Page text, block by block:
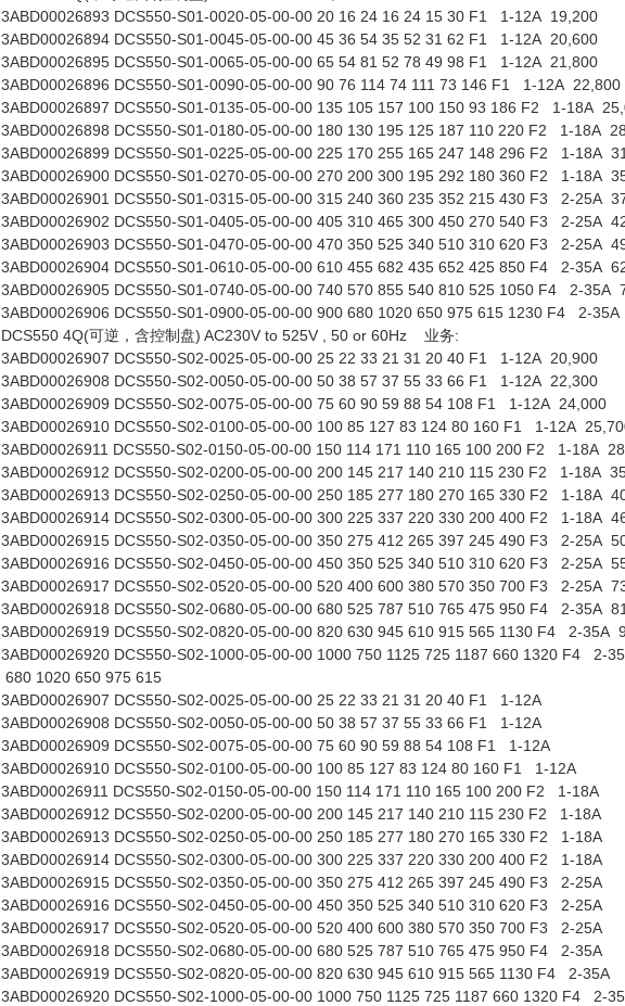
3ABD00026893 DCS550-S01-0020-05-00-00 20 16 24 16 24 15 30 F1 1-12A 19,200
3ABD00026894 DCS550-S01-0045-05-00-00 45 36 54 35 52 31 62 F1 1-12A 20,600
3ABD00026895 DCS550-S01-0065-05-00-00 65 54 81 52 78 49 98 F1 1-12A 21,800
3ABD00026896 DCS550-S01-0090-05-00-00 90 76 114 74 111 73 146 F1 1-12A 22,800
3ABD00026897 DCS550-S01-0135-05-00-00 135 105 157 100 150 93 186 F2 1-18A
3ABD00026898 DCS550-S01-0180-05-00-00 180 130 195 125 187 110 220 F2 1-18A
3ABD00026899 DCS550-S01-0225-05-00-00 225 170 255 165 247 148 296 F2 1-18A
3ABD00026900 DCS550-S01-0270-05-00-00 270 200 300 195 292 180 360 F2 1-18A
3ABD00026901 DCS550-S01-0315-05-00-00 315 240 360 235 352 215 430 F3 2-25A
3ABD00026902 DCS550-S01-0405-05-00-00 405 310 465 300 450 270 540 F3 2-25A
3ABD00026903 DCS550-S01-0470-05-00-00 470 350 525 340 510 310 620 F3 2-25A
3ABD00026904 DCS550-S01-0610-05-00-00 610 455 682 435 652 425 850 F4 2-35A
3ABD00026905 DCS550-S01-0740-05-00-00 740 570 855 540 810 525 1050 F4 2-35A
3ABD00026906 DCS550-S01-0900-05-00-00 900 680 1020 650 975 615 1230 F4 2-
DCS550 4Q(可逆，含控制盘) AC230V to 525V , 50 or 60Hz 业务:
3ABD00026907 DCS550-S02-0025-05-00-00 25 22 33 21 31 20 40 F1 1-12A 20,900
3ABD00026908 DCS550-S02-0050-05-00-00 50 38 57 37 55 33 66 F1 1-12A 22,300
3ABD00026909 DCS550-S02-0075-05-00-00 75 60 90 59 88 54 108 F1 1-12A 24,000
3ABD00026910 DCS550-S02-0100-05-00-00 100 85 127 83 124 80 160 F1 1-12A
3ABD00026911 DCS550-S02-0150-05-00-00 150 114 171 110 165 100 200 F2 1-18A
3ABD00026912 DCS550-S02-0200-05-00-00 200 145 217 140 210 115 230 F2 1-18A
3ABD00026913 DCS550-S02-0250-05-00-00 250 185 277 180 270 165 330 F2 1-18A
3ABD00026914 DCS550-S02-0300-05-00-00 300 225 337 220 330 200 400 F2 1-18A
3ABD00026915 DCS550-S02-0350-05-00-00 350 275 412 265 397 245 490 F3 2-25A
3ABD00026916 DCS550-S02-0450-05-00-00 450 350 525 340 510 310 620 F3 2-25A
3ABD00026917 DCS550-S02-0520-05-00-00 520 400 600 380 570 350 700 F3 2-25A
3ABD00026918 DCS550-S02-0680-05-00-00 680 525 787 510 765 475 950 F4 2-35A
3ABD00026919 DCS550-S02-0820-05-00-00 820 630 945 610 915 565 1130 F4 2-35A
3ABD00026920 DCS550-S02-1000-05-00-00 1000 750 1125 725 1187 660 1320 F4 2-
680 1020 650 975 615
3ABD00026907 DCS550-S02-0025-05-00-00 25 22 33 21 31 20 40 F1 1-12A
3ABD00026908 DCS550-S02-0050-05-00-00 50 38 57 37 55 33 66 F1 1-12A
3ABD00026909 DCS550-S02-0075-05-00-00 75 60 90 59 88 54 108 F1 1-12A
3ABD00026910 DCS550-S02-0100-05-00-00 100 85 127 83 124 80 160 F1 1-12A
3ABD00026911 DCS550-S02-0150-05-00-00 150 114 171 110 165 100 200 F2 1-18A
3ABD00026912 DCS550-S02-0200-05-00-00 200 145 217 140 210 115 230 F2 1-18A
3ABD00026913 DCS550-S02-0250-05-00-00 250 185 277 180 270 165 330 F2 1-18A
3ABD00026914 DCS550-S02-0300-05-00-00 300 225 337 220 330 200 400 F2 1-18A
3ABD00026915 DCS550-S02-0350-05-00-00 350 275 412 265 397 245 490 F3 2-25A
3ABD00026916 DCS550-S02-0450-05-00-00 450 350 525 340 510 310 620 F3 2-25A
3ABD00026917 DCS550-S02-0520-05-00-00 520 400 600 380 570 350 700 F3 2-25A
3ABD00026918 DCS550-S02-0680-05-00-00 680 525 787 510 765 475 950 F4 2-35A
3ABD00026919 DCS550-S02-0820-05-00-00 820 630 945 610 915 565 1130 F4 2-35A
3ABD00026920 DCS550-S02-1000-05-00-00 1000 750 1125 725 1187 660 1320 F4 2-